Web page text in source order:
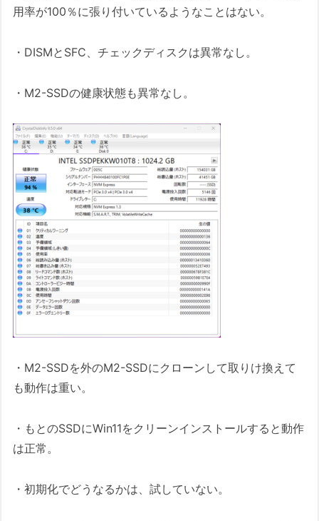
用率が100％に張り付いているようなことはない。
・DISMとSFC、チェックディスクは異常なし。
・M2-SSDの健康状態も異常なし。
・M2-SSDを外のM2-SSDにクローンして取りけ換えて
も動作は重い。
・もとのSSDにWin11をクリーンインストールすると動作
は正常。
・初期化でどうなるかは、試していない。